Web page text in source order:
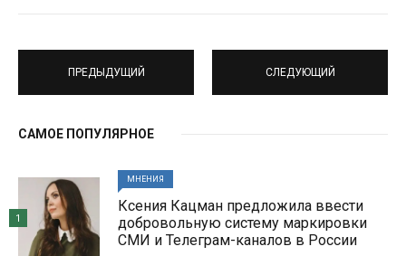
ПРЕДЫДУЩИЙ СЛЕДУЮЩИЙ
САМОЕ ПОПУЛЯРНОЕ
МНЕНИЯ
Ксения Кацман предложила ввести
добровольную систему маркировки
СМИ и Телеграм-каналов в России
1